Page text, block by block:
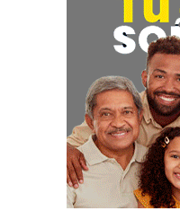
Lo
una
del
ya